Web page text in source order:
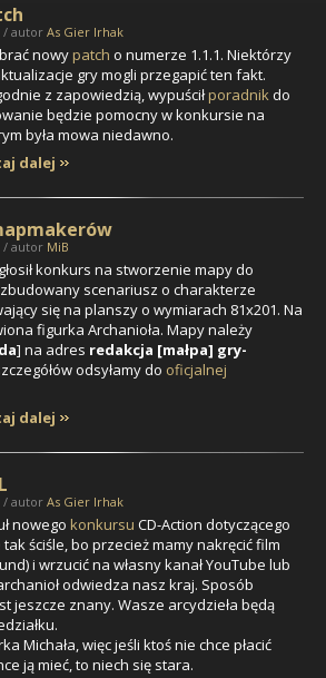
/ autor As Gier Irhak
nowypatch o numerze 1.1.1. Niektórzy
gry mogli przegapić ten fakt.
z zapowiedzią, wypuściłporadnikdo
będzie pomocny w konkursie na
była mowa niedawno.
dalej
/ autor MiB
konkurs na stworzenie mapy do
scenariusz o charakterze
się na planszy o wymiarach 81x201. Na
figurka Archanioła. Mapy należy
] na adres redakcja [małpa] gry-
odsyłamy do oficjalnej
dalej
/ autor As Gier Irhak
nowego konkursu CD-Action dotyczącego
ściśle, bo przecież mamy nakręcić film
i wrzucić na własny kanał YouTube lub
odwiedza nasz kraj. Sposób
jeszcze znany. Wasze arcydzieła będą
Michała, więc jeśli ktoś nie chce płacić
ją mieć, to niech się stara.